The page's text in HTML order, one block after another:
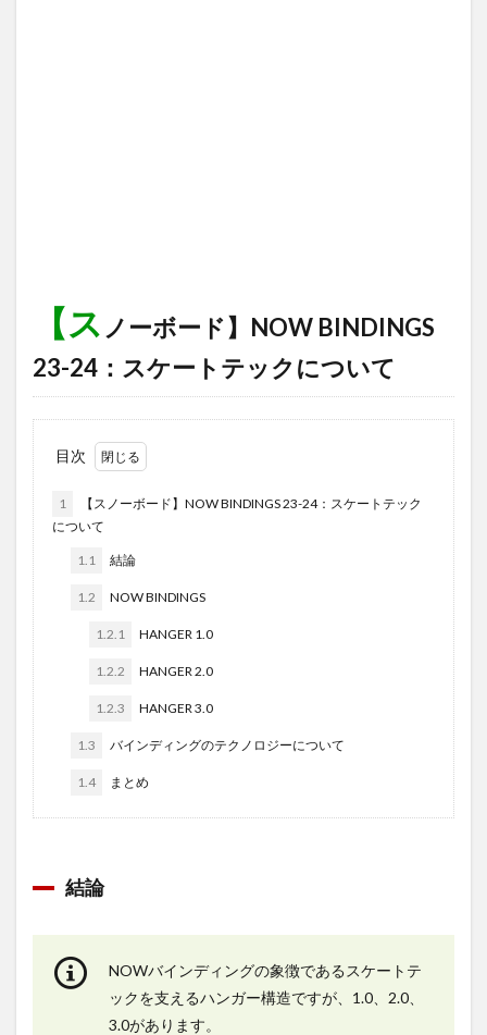
【ス ノーボード】NOW BINDINGS
23-24：スケートテックについて
目次
1
【スノーボード】NOW BINDINGS 23-24：スケートテック
について
1.1 結論
1.2 NOW BINDINGS
1.2.1 HANGER 1.0
1.2.2 HANGER 2.0
1.2.3 HANGER 3.0
1.3 バインディングのテクノロジーについて
1.4 まとめ
結論
NOWバインディングの象徴であるスケートテ
ックを支えるハンガー構造ですが、1.0、2.0、
3.0があります。